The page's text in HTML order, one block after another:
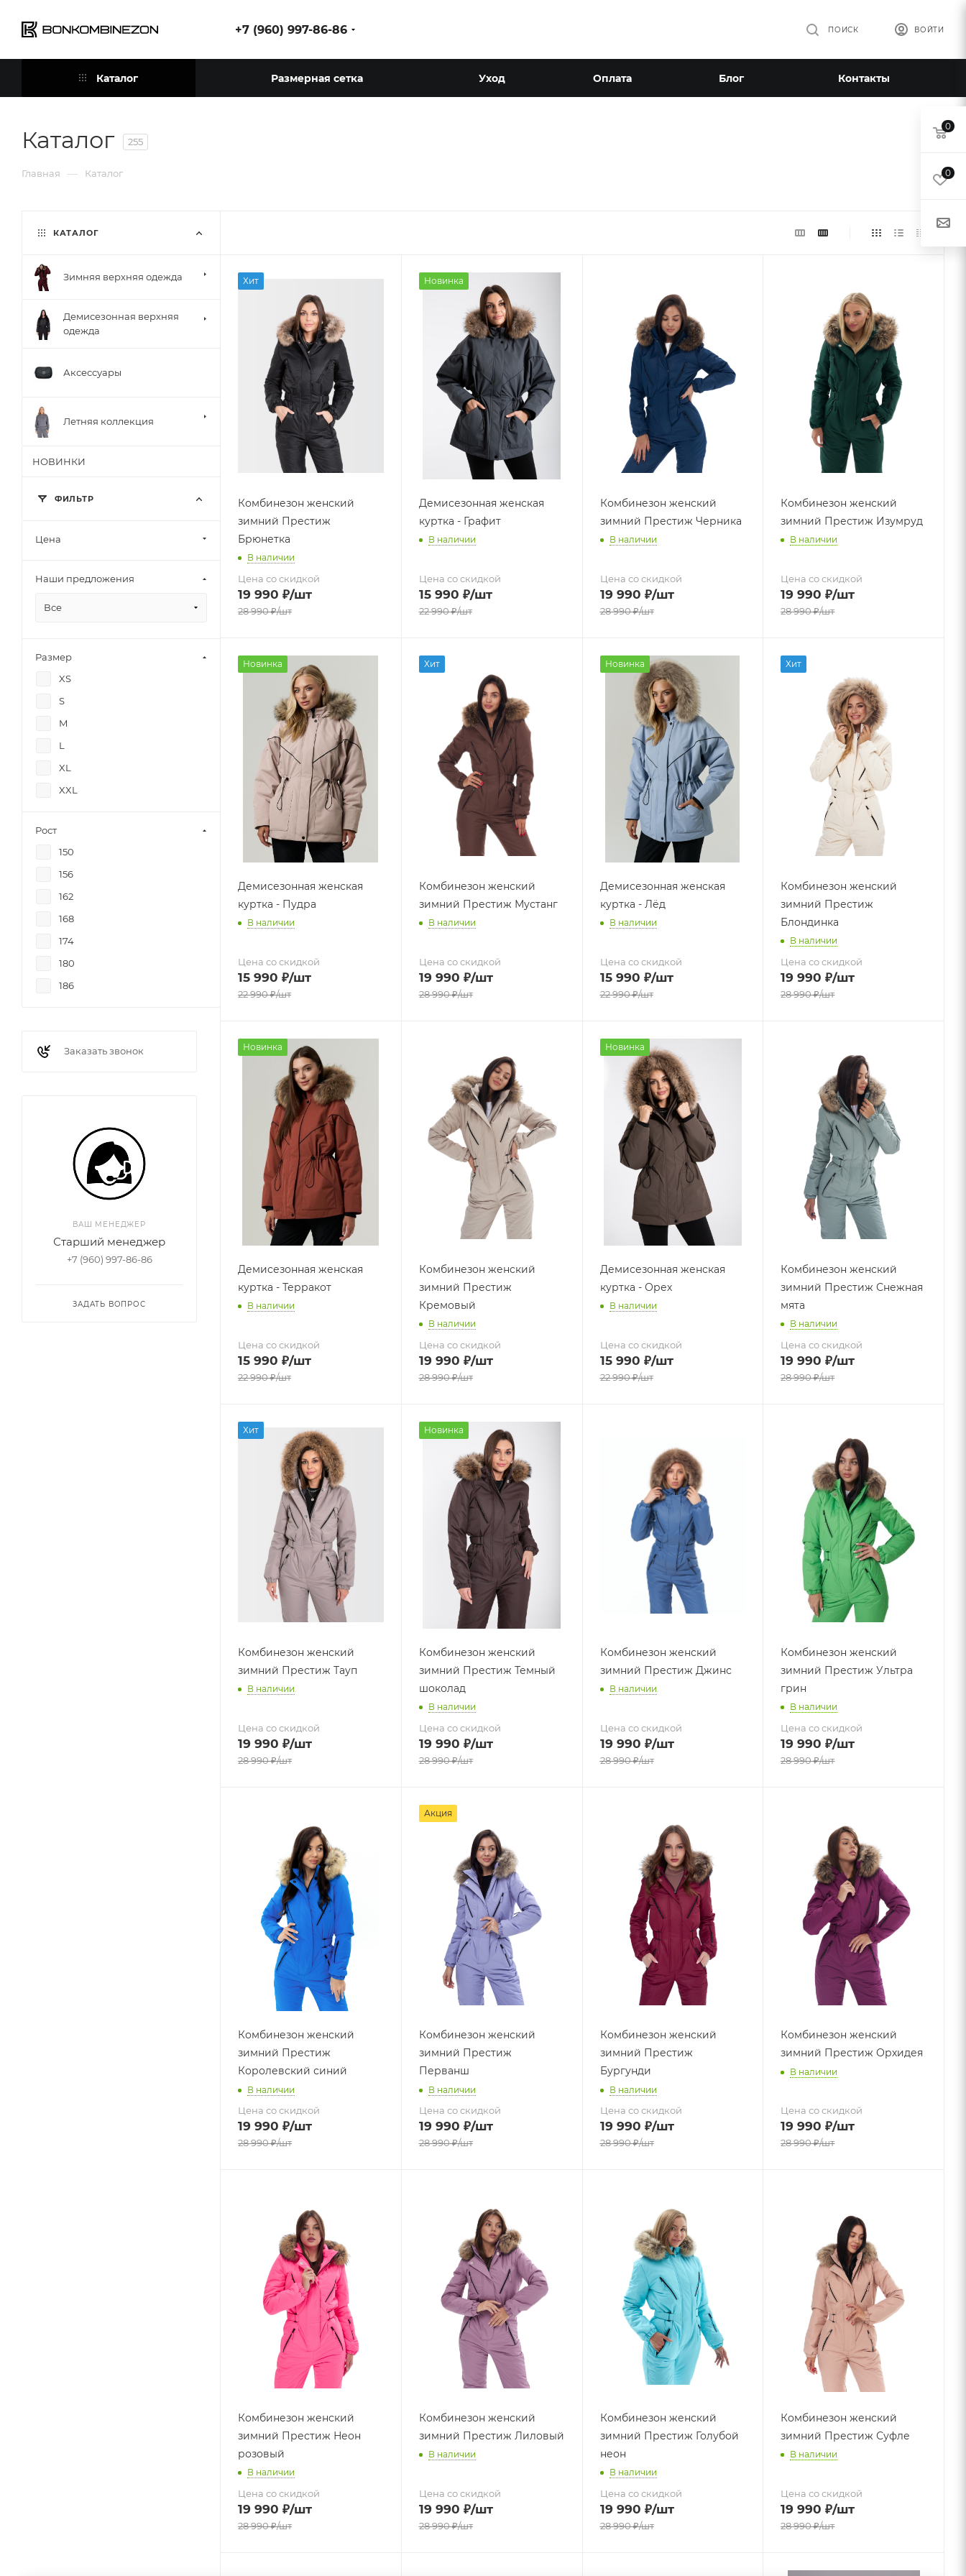
+7 (960) 997-86-86 ВОЙТИ
ПОИСК
Каталог Размерная сетка Уход Оплата Блог Контакты
Каталог 255
Главная — Каталог
Хит
Комбинезон женский
зимний Престиж
Брюнетка
В наличии
Цена со скидкой
19 990 ₽/шт
28 990₽/шт
Новинка
Демисезонная женская
куртка - Графит
В наличии
Цена со скидкой
15 990 ₽/шт
22 990₽/шт
Комбинезон женский
зимний Престиж Черника
В наличии
Цена со скидкой
19 990 ₽/шт
28 990₽/шт
Комбинезон женский
зимний Престиж Изумруд
В наличии
Цена со скидкой
19 990 ₽/шт
28 990₽/шт
Новинка
Демисезонная женская
куртка - Пудра
В наличии
Цена со скидкой
15 990 ₽/шт
22 990₽/шт
Хит
Комбинезон женский
зимний Престиж Мустанг
В наличии
Цена со скидкой
19 990 ₽/шт
28 990₽/шт
Новинка
Демисезонная женская
куртка - Лёд
В наличии
Цена со скидкой
15 990 ₽/шт
22 990₽/шт
Хит
Комбинезон женский
зимний Престиж
Блондинка
В наличии
Цена со скидкой
19 990 ₽/шт
28 990₽/шт
Новинка
Демисезонная женская
куртка - Терракот
В наличии
Цена со скидкой
15 990 ₽/шт
22 990₽/шт
Комбинезон женский
зимний Престиж
Кремовый
В наличии
Цена со скидкой
19 990 ₽/шт
28 990₽/шт
Новинка
Демисезонная женская
куртка - Орех
В наличии
Цена со скидкой
15 990 ₽/шт
22 990₽/шт
Комбинезон женский
зимний Престиж Снежная
мята
В наличии
Цена со скидкой
19 990 ₽/шт
28 990₽/шт
Хит
Комбинезон женский
зимний Престиж Тауп
В наличии
Цена со скидкой
19 990 ₽/шт
28 990₽/шт
Новинка
Комбинезон женский
зимний Престиж Темный
шоколад
В наличии
Цена со скидкой
19 990 ₽/шт
28 990₽/шт
Комбинезон женский
зимний Престиж Джинс
В наличии
Цена со скидкой
19 990 ₽/шт
28 990₽/шт
Комбинезон женский
зимний Престиж Ультра
грин
В наличии
Цена со скидкой
19 990 ₽/шт
28 990₽/шт
Комбинезон женский
зимний Престиж
Королевский синий
В наличии
Цена со скидкой
19 990 ₽/шт
28 990₽/шт
Акция
Комбинезон женский
зимний Престиж
Перванш
В наличии
Цена со скидкой
19 990 ₽/шт
28 990₽/шт
Комбинезон женский
зимний Престиж
Бургунди
В наличии
Цена со скидкой
19 990 ₽/шт
28 990₽/шт
Комбинезон женский
зимний Престиж Орхидея
В наличии
Цена со скидкой
19 990 ₽/шт
28 990₽/шт
Комбинезон женский
зимний Престиж Неон
розовый
В наличии
Цена со скидкой
19 990 ₽/шт
28 990₽/шт
Комбинезон женский
зимний Престиж Лиловый
В наличии
Цена со скидкой
19 990 ₽/шт
28 990₽/шт
Комбинезон женский
зимний Престиж Голубой
неон
В наличии
Цена со скидкой
19 990 ₽/шт
28 990₽/шт
Комбинезон женский
зимний Престиж Суфле
В наличии
Цена со скидкой
19 990 ₽/шт
28 990₽/шт
КАТАЛОГ
Зимняя верхняя одежда
Демисезонная верхняя
одежда
Аксессуары
Летняя коллекция
НОВИНКИ
ФИЛЬТР
Цена
Наши предложения
Все
Размер
XS
S
M
L
XL
XXL
Рост
150
156
162
168
174
180
186
Заказать звонок
ВАШ МЕНЕДЖЕР
Старший менеджер
+7 (960) 997-86-86
ЗАДАТЬ ВОПРОС
0
0